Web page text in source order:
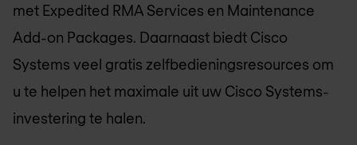
met Expedited RMA Services en Maintenance
Add-on Packages. Daarnaast biedt Cisco
Systems veel gratis zelfbedieningsresources om
u te helpen het maximale uit uw Cisco Systems-
investering te halen.